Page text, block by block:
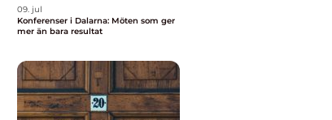
09. jul
Konferenser i Dalarna: Möten som ger
mer än bara resultat